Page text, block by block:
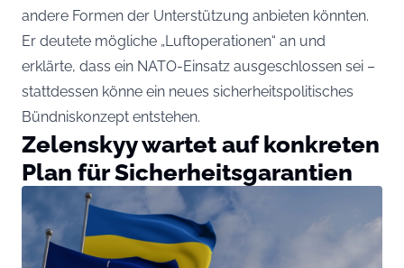
andere Formen der Unterstützung anbieten könnten.
Er deutete mögliche „Luftoperationen“ an und
erklärte, dass ein NATO-Einsatz ausgeschlossen sei –
stattdessen könne ein neues sicherheitspolitisches
Bündniskonzept entstehen.
Zelenskyy wartet auf konkreten
Plan für Sicherheitsgarantien